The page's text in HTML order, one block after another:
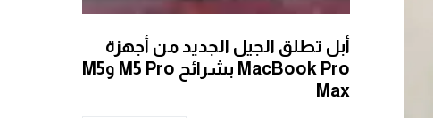
أبل تطلق الجيل الجديد من أجهزة
MacBook Pro بشرائح M5 Pro وM5
Max